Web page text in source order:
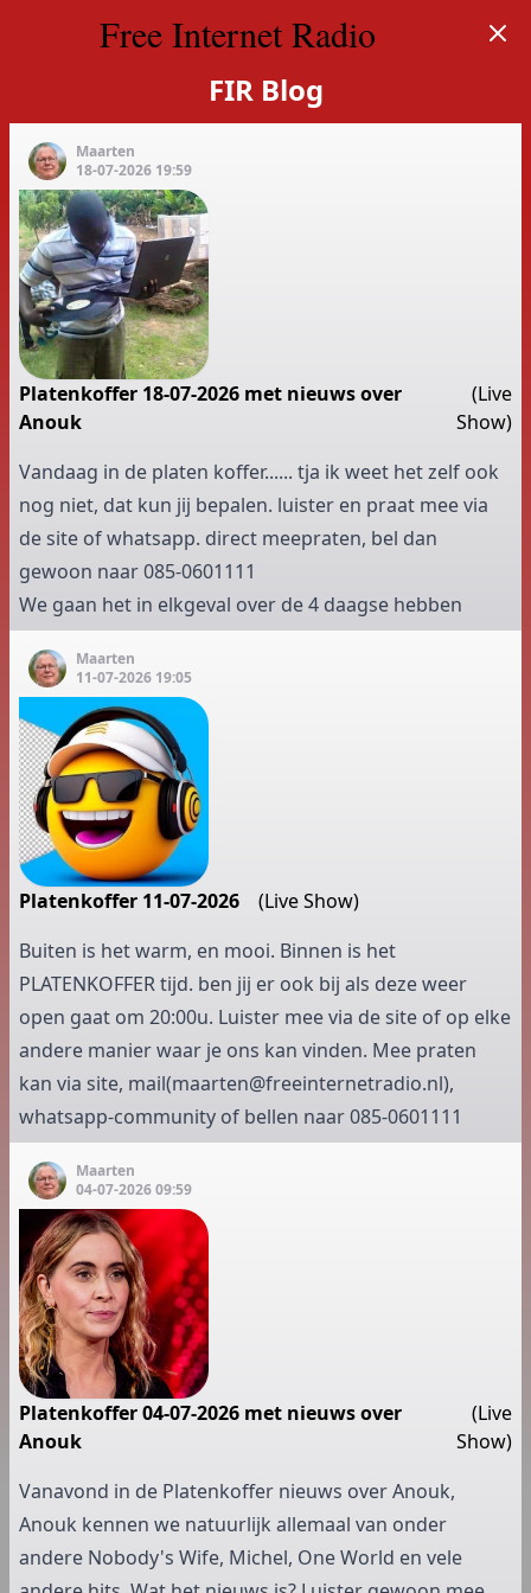
Free Internet Radio
FIR Blog
Maarten
18-07-2026 19:59
Platenkoffer 18-07-2026 met nieuws over
Anouk
(Live
Show)
Vandaag in de platen koffer...... tja ik weet het zelf ook
nog niet, dat kun jij bepalen. luister en praat mee via
de site of whatsapp. direct meepraten, bel dan
gewoon naar 085-0601111
We gaan het in elkgeval over de 4 daagse hebben
Maarten
11-07-2026 19:05
Platenkoffer 11-07-2026
(Live Show)
Buiten is het warm, en mooi. Binnen is het
PLATENKOFFER tijd. ben jij er ook bij als deze weer
open gaat om 20:00u. Luister mee via de site of op elke
andere manier waar je ons kan vinden. Mee praten
kan via site, mail(maarten@freeinternetradio.nl),
whatsapp-community of bellen naar 085-0601111
Maarten
04-07-2026 09:59
Platenkoffer 04-07-2026 met nieuws over
Anouk
(Live
Show)
Vanavond in de Platenkoffer nieuws over Anouk,
Anouk kennen we natuurlijk allemaal van onder
andere Nobody's Wife, Michel, One World en vele